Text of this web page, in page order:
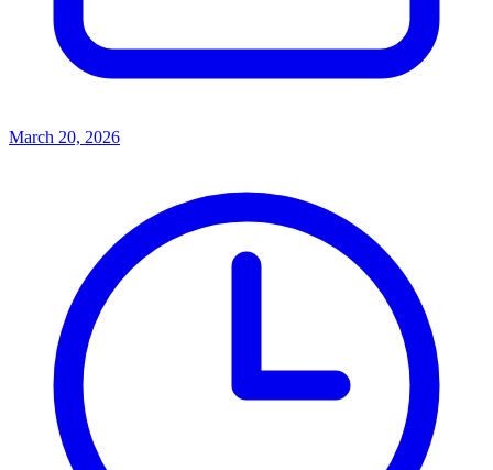
March 20, 2026